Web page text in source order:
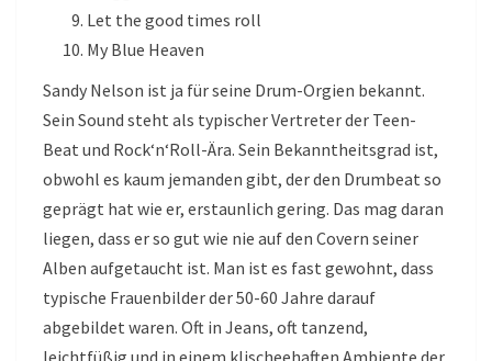
Let the good times roll
My Blue Heaven
Sandy Nelson ist ja für seine Drum-Orgien bekannt.
Sein Sound steht als typischer Vertreter der Teen-
Beat und Rock‘n‘Roll-Ära. Sein Bekanntheitsgrad ist,
obwohl es kaum jemanden gibt, der den Drumbeat so
geprägt hat wie er, erstaunlich gering. Das mag daran
liegen, dass er so gut wie nie auf den Covern seiner
Alben aufgetaucht ist. Man ist es fast gewohnt, dass
typische Frauenbilder der 50-60 Jahre darauf
abgebildet waren. Oft in Jeans, oft tanzend,